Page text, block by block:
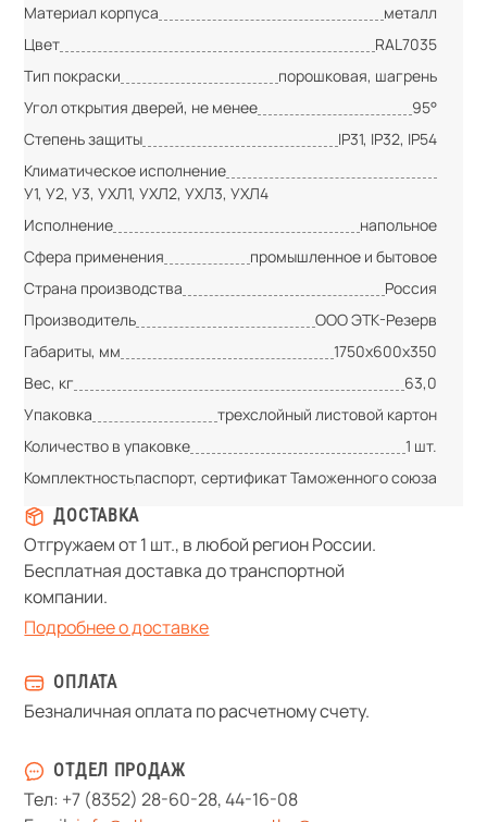
Материал корпуса
металл
Цвет
RAL7035
Тип покраски
порошковая, шагрень
Угол открытия дверей, не менее
95°
Степень защиты
IP31, IP32, IP54
Климатическое исполнение
У1, У2, У3, УХЛ1, УХЛ2, УХЛ3, УХЛ4
Исполнение
напольное
Сфера применения
промышленное и бытовое
Страна производства
Россия
Производитель
ООО ЭТК-Резерв
Габариты, мм
1750х600х350
Вес, кг
63,0
Упаковка
трехслойный листовой картон
Количество в упаковке
1 шт.
Комплектностьпаспорт, сертификат Таможенного союза
ДОСТАВКА
Отгружаем от 1 шт., в любой регион России.
Бесплатная доставка до транспортной
компании.
Подробнее о доставке
ОПЛАТА
Безналичная оплата по расчетному счету.
ОТДЕЛ ПРОДАЖ
Тел: +7 (8352) 28-60-28,44-16-08